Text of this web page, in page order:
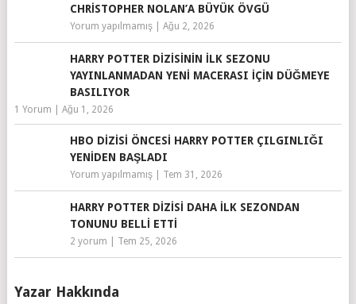
CHRISTOPHER NOLAN’A BÜYÜK ÖVGÜ
Yorum yapılmamış| Ağu 2, 2026
HARRY POTTER DIZISININ İLK SEZONU
YAYINLANMADAN YENI MACERASI IÇIN DÜĞMEYE
BASILIYOR
1 Yorum Ağu 1, 2026
HBO DIZISI ÖNCESI HARRY POTTER ÇILGINLIĞI
YENIDEN BAŞLADI
Yorum yapılmamış| Tem 31, 2026
HARRY POTTER DIZISI DAHA İLK SEZONDAN
TONUNU BELLI ETTI
2 yorum Tem 25, 2026
Yazar Hakkında